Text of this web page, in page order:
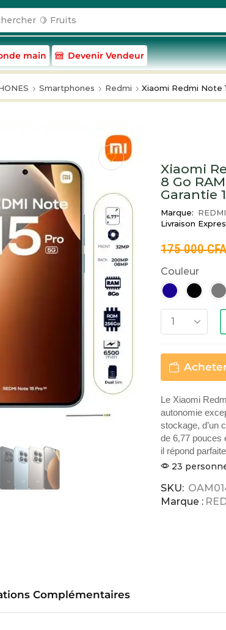
🥛 Milk
main Devenir Vendeur
Smartphones Redmi Xiaomi Redmi Note
Xiaomi
8 Go
Garantie
Marque: REDMI
Livraison
175 000
Couleur
Le Xiaomi
autonomie
stockage, d’un
de 6,77 pouces
il répond
23
SKU:
Marque :
Complémentaires